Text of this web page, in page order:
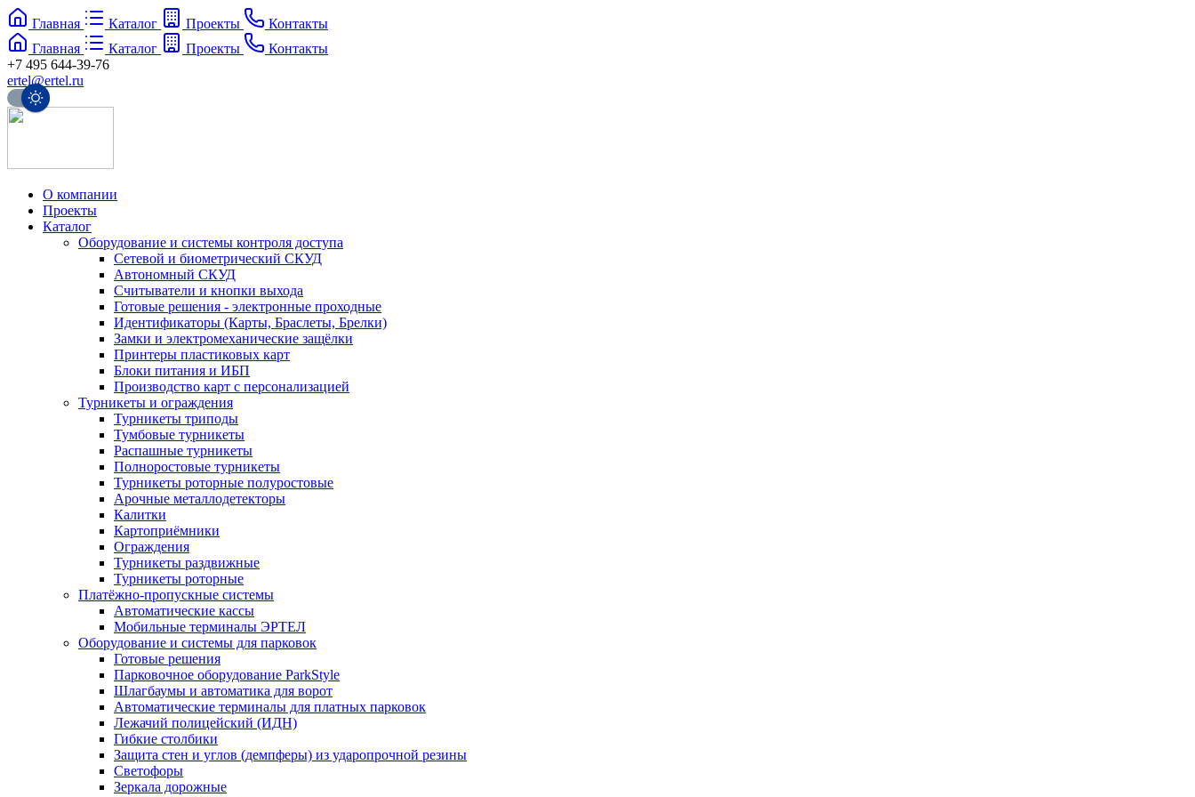
Главная Каталог Проекты
Контакты
Главная
Каталог Проекты
Контакты
+7 495 644-39-76
ertel@ertel.ru
О компании
Проекты
Каталог
Оборудование и системы контроля доступа
Сетевой и биометрический СКУД
Автономный СКУД
Считыватели и кнопки выхода
Готовые решения - электронные проходные
Идентификаторы (Карты, Браслеты, Брелки)
Замки и электромеханические защёлки
Принтеры пластиковых карт
Блоки питания и ИБП
Производство карт с персонализацией
Турникеты и ограждения
Турникеты триподы
Тумбовые турникеты
Распашные турникеты
Полноростовые турникеты
Турникеты роторные полуростовые
Арочные металлодетекторы
Калитки
Картоприёмники
Ограждения
Турникеты раздвижные
Турникеты роторные
Платёжно-пропускные системы
Автоматические кассы
Мобильные терминалы ЭРТЕЛ
Оборудование и системы для парковок
Готовые решения
Парковочное оборудование ParkStyle
Шлагбаумы и автоматика для ворот
Автоматические терминалы для платных парковок
Лежачий полицейский (ИДН)
Гибкие столбики
Защита стен и углов (демпферы) из ударопрочной резины
Светофоры
Зеркала дорожные